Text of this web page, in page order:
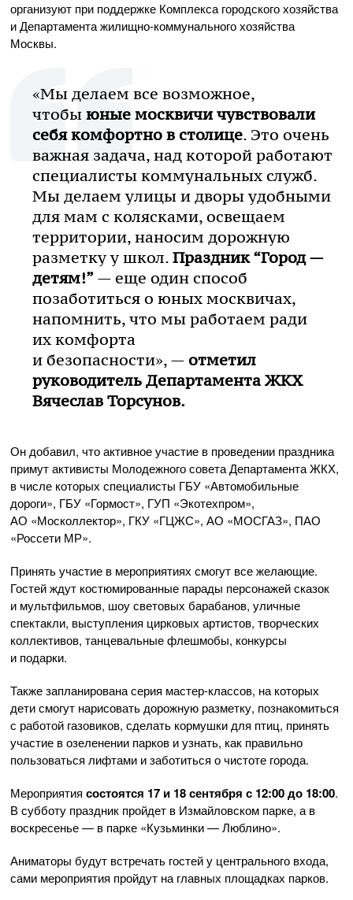
организуют при поддержке Комплекса городского хозяйства
и Департамента жилищно-коммунального хозяйства
Москвы.
«Мы делаем все возможное,
чтобы юные москвичи чувствовали
себя комфортно в столице. Это очень
важная задача, над которой работают
специалисты коммунальных служб.
Мы делаем улицы и дворы удобными
для мам с колясками, освещаем
территории, наносим дорожную
разметку у школ. Праздник “Город —
детям!” — еще один способ
позаботиться о юных москвичах,
напомнить, что мы работаем ради
их комфорта
и безопасности», — отметил
руководитель Департамента ЖКХ
Вячеслав Торсунов.
Он добавил, что активное участие в проведении праздника
примут активисты Молодежного совета Департамента ЖКХ,
в числе которых специалисты ГБУ «Автомобильные
дороги», ГБУ «Гормост», ГУП «Экотехпром»,
АО «Москоллектор», ГКУ «ГЦЖС», АО «МОСГАЗ», ПАО
«Россети МР».
Принять участие в мероприятиях смогут все желающие.
Гостей ждут костюмированные парады персонажей сказок
и мультфильмов, шоу световых барабанов, уличные
спектакли, выступления цирковых артистов, творческих
коллективов, танцевальные флешмобы, конкурсы
и подарки.
Также запланирована серия мастер-классов, на которых
дети смогут нарисовать дорожную разметку, познакомиться
с работой газовиков, сделать кормушки для птиц, принять
участие в озеленении парков и узнать, как правильно
пользоваться лифтами и заботиться о чистоте города.
Мероприятия состоятся 17 и 18 сентября с 12:00 до 18:00.
В субботу праздник пройдет в Измайловском парке, а в
воскресенье — в парке «Кузьминки — Люблино».
Аниматоры будут встречать гостей у центрального входа,
сами мероприятия пройдут на главных площадках парков.